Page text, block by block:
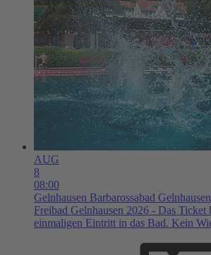
AUG
8
08:00
Gelnhausen Barbarossabad Gelnhausen
Freibad Gelnhausen 2026 - Das Ticket
einmaligen Eintritt in das Bad. Kein